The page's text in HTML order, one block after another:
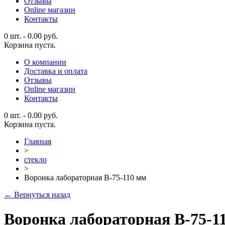
Online магазин
Контакты
0 шт. - 0.00 руб.
Корзина пуста.
О компании
Доставка и оплата
Отзывы
Online магазин
Контакты
0 шт. - 0.00 руб.
Корзина пуста.
Главная
>
стекло
>
Воронка лабораторная В-75-110 мм
← Вернуться назад
Воронка лабораторная В-75-